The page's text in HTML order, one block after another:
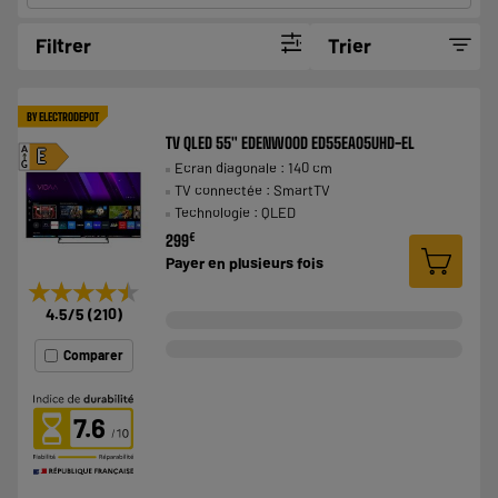
Filtrer Trier
BY ELECTRODEPOT
E
A
G
★★★★★
★★★★★
4.5/5 (210)
Comparer
7.6
TV QLED 55" EDENWOOD ED55EA05UHD-EL
Ecran diagonale : 140 cm
TV connectée : SmartTV
Technologie : QLED
299€
Payer en plusieurs fois